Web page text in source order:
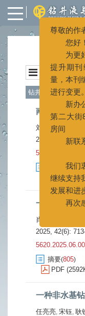
栏目 封面
钻井液
南海西部油
刘智勤,崔应中
2025, 42(6):
5620.2025.06.001
875)
PDF
一种强抑制
肖华
2025, 42(6):
摘要(805)
PDF
一种非水基
任亮亮, 宋钰, 耿
尊敬
您
为
提升
量，本
进行
新
第二大
房间
我
继续支
发展